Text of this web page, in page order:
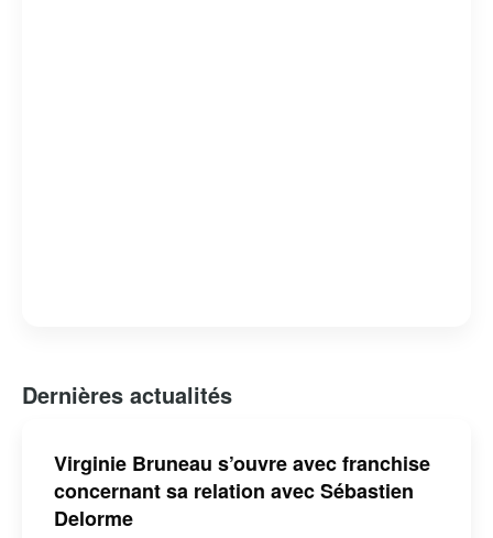
Dernières actualités
Virginie Bruneau s’ouvre avec franchise
concernant sa relation avec Sébastien
Delorme